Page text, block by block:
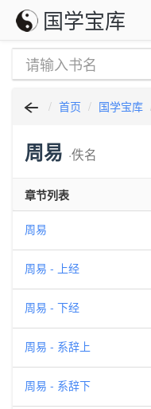
国学宝库
首页 国学宝库
周易 ·佚名
章节列表
周易
周易 - 上经
周易 - 下经
周易 - 系辞上
周易 - 系辞下